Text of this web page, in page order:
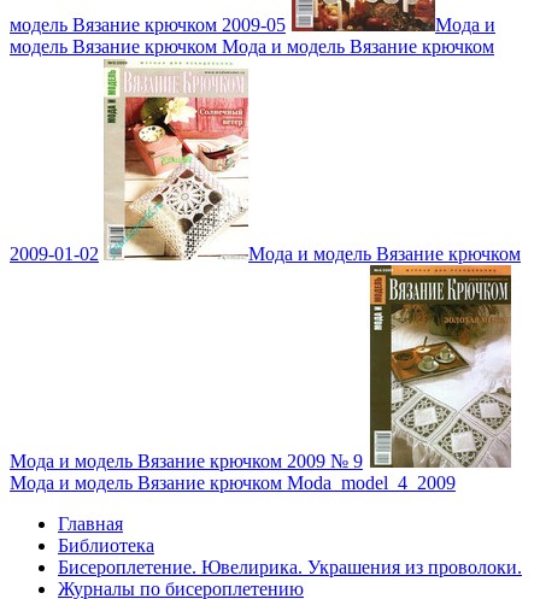
модель Вязание крючком 2009-05
Мода и
модель Вязание крючком Мода и модель Вязание крючком
2009-01-02 Мода и модель Вязание крючком
Мода и модель Вязание крючком 2009 № 9
Мода и модель Вязание крючком Moda_model_4_2009
Главная
Библиотека
Бисероплетение. Ювелирика. Украшения из проволоки.
Журналы по бисероплетению